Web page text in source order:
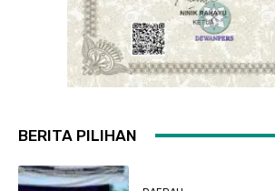
BERITA PILIHAN